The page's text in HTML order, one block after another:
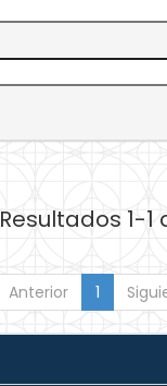
Resultados 1-1
Anterior 1